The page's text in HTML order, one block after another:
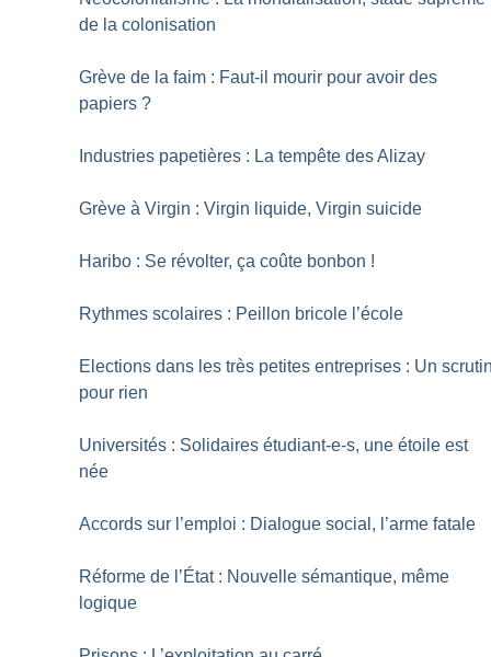
de la colonisation
Grève de la faim : Faut-il mourir pour avoir des
papiers ?
Industries papetières : La tempête des Alizay
Grève à Virgin : Virgin liquide, Virgin suicide
Haribo : Se révolter, ça coûte bonbon !
Rythmes scolaires : Peillon bricole l’école
Elections dans les très petites entreprises : Un
pour rien
Universités : Solidaires étudiant-e-s, une étoile est
née
Accords sur l’emploi : Dialogue social, l’arme fatale
Réforme de l’État : Nouvelle sémantique, même
logique